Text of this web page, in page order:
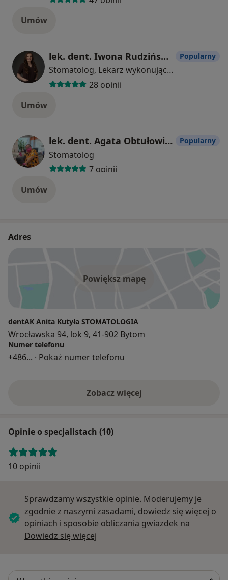
Umów
lek. dent. Iwona Rudzińska-Wiercioch
Stomatolog, Lekarz wykonujący zabiegi medycyny estetycznej
28 opinii
Popularny
Umów
lek. dent. Agata Obtułowicz-Kapołka
Stomatolog
7 opinii
Popularny
Umów
Adres
Powiększ mapę
dentAK Anita Kutyła STOMATOLOGIA
Wrocławska 94, lok 9, 41-902 Bytom
Numer telefonu
+486... · Pokaż numer telefonu
Zobacz więcej
Opinie o specjalistach (10)
10 opinii
Sprawdzamy wszystkie opinie. Moderujemy je
zgodnie z naszymi zasadami, dowiedz się więcej o
opiniach i sposobie obliczania gwiazdek na
Dowiedz się więcej